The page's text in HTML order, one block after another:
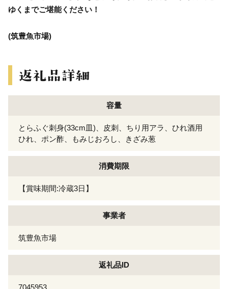
ゆくまでご堪能ください！
(筑豊魚市場)
容量
とらふぐ刺身(33cm皿)、皮刺、ちり用アラ、ひれ酒用
ひれ、ポン酢、もみじおろし、きざみ葱
消費期限
【賞味期間:冷蔵3日】
事業者
筑豊魚市場
返礼品ID
7045953